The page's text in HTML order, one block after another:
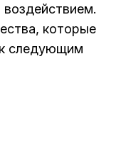
которые
следующим